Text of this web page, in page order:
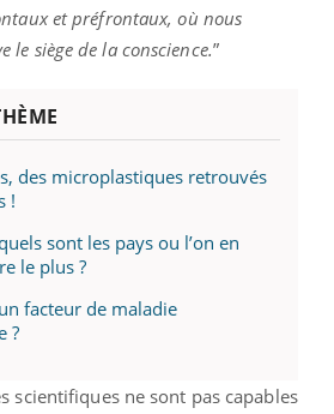
et préfrontaux, où nous
le siège de la conscience.”
des microplastiques retrouvés
!
sont les pays ou l’on en
le plus ?
facteur de maladie
?
scientifiques ne sont pas capables